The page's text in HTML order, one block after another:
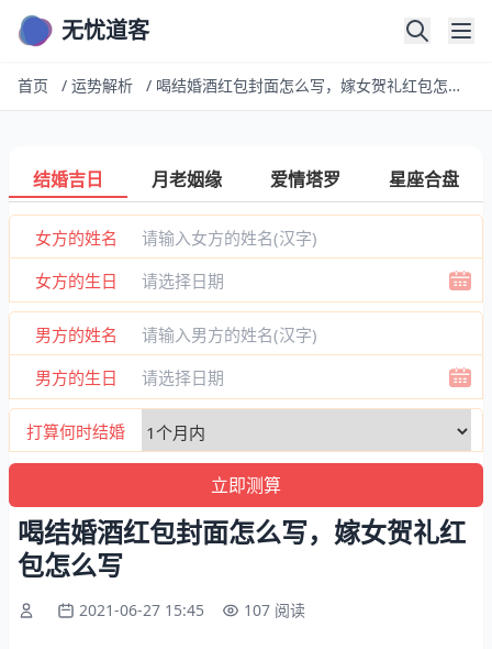
无忧道客
首页 / 运势解析 / 喝结婚酒红包封面怎么写，嫁女贺礼红包怎么写
结婚吉日 月老姻缘 爱情塔罗 星座合盘
女方的姓名
女方的生日
男方的姓名
男方的生日
打算何时结婚
喝结婚酒红包封面怎么写，嫁女贺礼红
包怎么写
2021-06-27 15:45 107 阅读